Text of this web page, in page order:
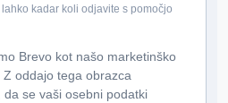
kadar koli odjavite s pomočjo
Brevo kot našo marketinško
Z oddajo tega obrazca
da se vaši osebni podatki